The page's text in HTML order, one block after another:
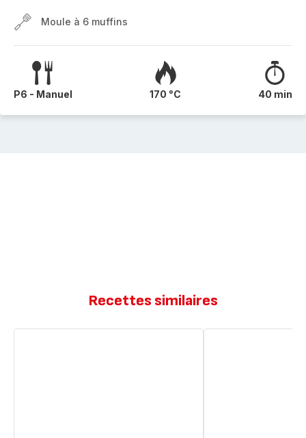
Moule à 6 muffins
P6 - Manuel 170 °C 40 min
Recettes similaires